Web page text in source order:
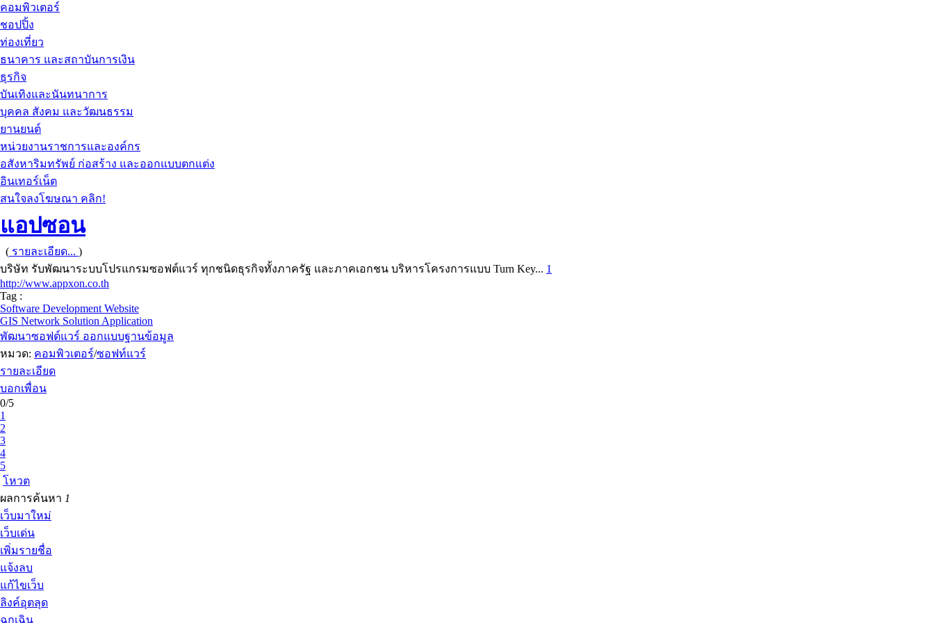
คอมพิวเตอร์
ชอปปิ้ง
ท่องเที่ยว
ธนาคาร และสถาบันการเงิน
ธุรกิจ
บันเทิงและนันทนาการ
บุคคล สังคม และวัฒนธรรม
ยานยนต์
หน่วยงานราชการและองค์กร
อสังหาริมทรัพย์ ก่อสร้าง และออกแบบตกแต่ง
อินเทอร์เน็ต
สนใจลงโฆษณา คลิก!
แอปซอน
( รายละเอียด... )
บริษัท รับพัฒนาระบบโปรแกรมซอฟต์แวร์ ทุกชนิดธุรกิจทั้งภาครัฐ และภาคเอกชน บริหารโครงการแบบ Turn Key... 1
http://www.appxon.co.th
Tag :
Software Development Website
GIS Network Solution Application
พัฒนาซอฟต์แวร์ ออกแบบฐานข้อมูล
หมวด: คอมพิวเตอร์/ซอฟท์แวร์
รายละเอียด
บอกเพื่อน
0/5
1
2
3
4
5
โหวต
ผลการค้นหา 1
เว็บมาใหม่
เว็บเด่น
เพิ่มรายชื่อ
แจ้งลบ
แก้ไขเว็บ
ลิงค์อุตลุด
ฉุกเฉิน